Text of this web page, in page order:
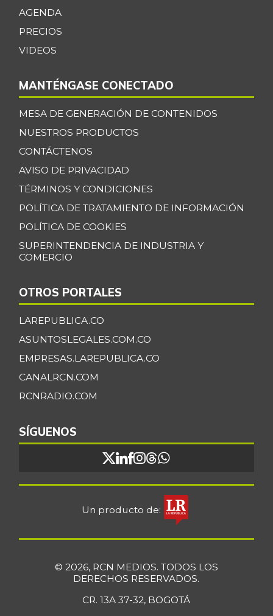
AGENDA
PRECIOS
VIDEOS
MANTÉNGASE CONECTADO
MESA DE GENERACIÓN DE CONTENIDOS
NUESTROS PRODUCTOS
CONTÁCTENOS
AVISO DE PRIVACIDAD
TÉRMINOS Y CONDICIONES
POLÍTICA DE TRATAMIENTO DE INFORMACIÓN
POLÍTICA DE COOKIES
SUPERINTENDENCIA DE INDUSTRIA Y
COMERCIO
OTROS PORTALES
LAREPUBLICA.CO
ASUNTOSLEGALES.COM.CO
EMPRESAS.LAREPUBLICA.CO
CANALRCN.COM
RCNRADIO.COM
SÍGUENOS
Un producto de:
© 2026, RCN MEDIOS. TODOS LOS
DERECHOS RESERVADOS.
CR. 13A 37-32, BOGOTÁ